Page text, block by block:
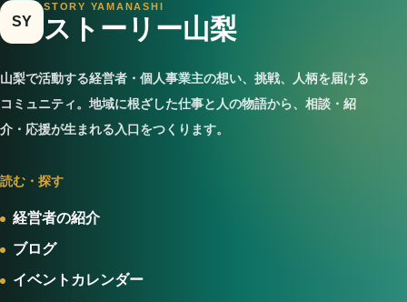
SY
STORY YAMANASHI
ストーリー山梨
山梨で活動する経営者・個人事業主の想い、挑戦、人柄を届ける
コミュニティ。地域に根ざした仕事と人の物語から、相談・紹
介・応援が生まれる入口をつくります。
読む・探す
経営者の紹介
ブログ
イベントカレンダー